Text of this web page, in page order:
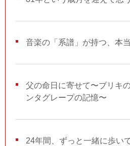
音楽の「系譜」が持つ、本
父の命日に寄せて〜ブリキ
ンタグレープの記憶〜
24年間、ずっと一緒に歩い